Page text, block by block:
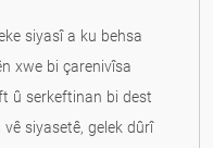
siyasî a ku behsa
xwe bi çarenivîsa
û serkeftinan bi dest
siyasetê, gelek dûrî